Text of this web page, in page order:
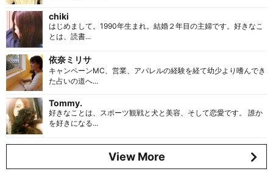
chiki
はじめまして。1990年生まれ。結婚２年目の主婦です。好きなこ
とは、読書...
依奈ミリサ
キャンペーンMC、営業、アパレルの経験を経て幼少より嗜んでき
た占いの道へ...
Tommy.
好きなことは、スポーツ観戦と犬と美容、そして恋愛です。 誰か
を好きになる...
View More